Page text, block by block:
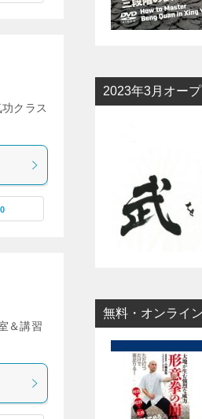
クラス
0
＆講習
2023年3月オー
無料・オンライ